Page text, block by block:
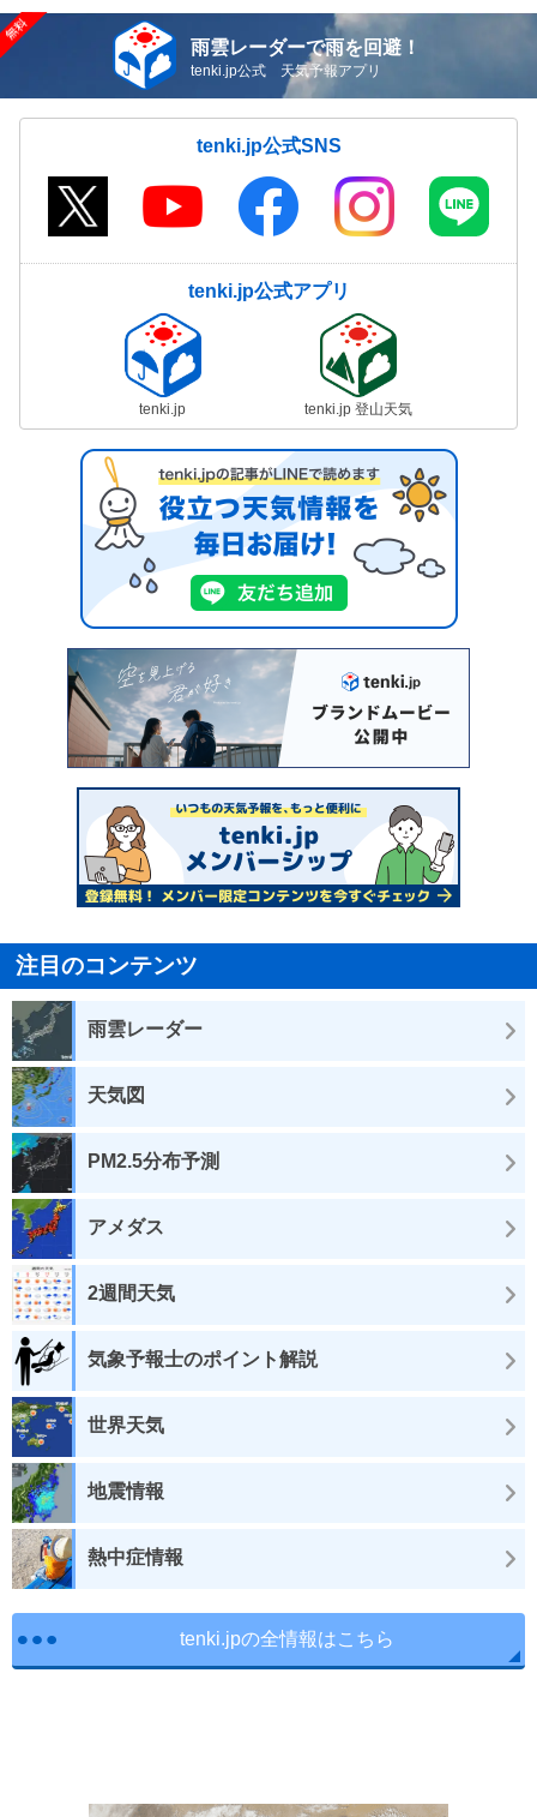
雨雲レーダーで雨を回避！
tenki.jp公式 天気予報アプリ
tenki.jp公式SNS
tenki.jp公式アプリ
tenki.jp tenki.jp 登山天気
注目のコンテンツ
雨雲レーダー
天気図
PM2.5分布予測
アメダス
2週間天気
気象予報士のポイント解説
世界天気
地震情報
熱中症情報
tenki.jpの全情報はこちら